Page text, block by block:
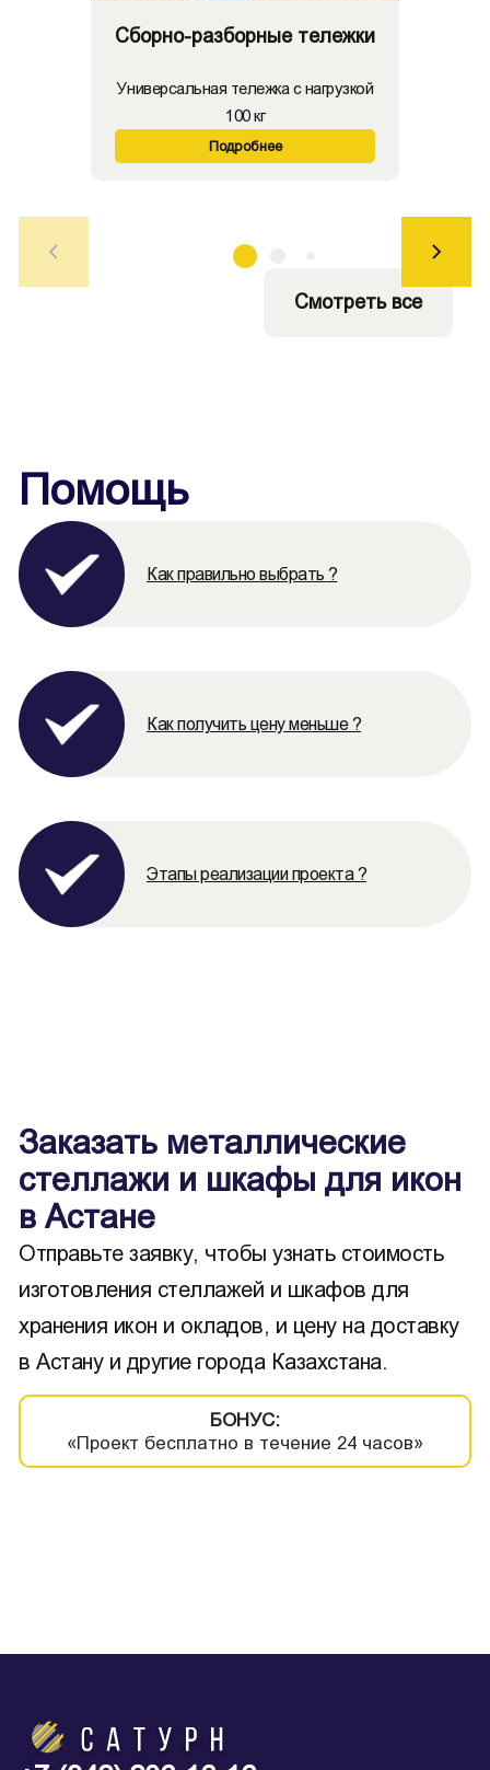
Сборно-разборные тележки
Универсальная тележка с нагрузкой
100 кг
Подробнее
Смотреть все
Помощь
Как правильно выбрать ?
Как получить цену меньше ?
Этапы реализации проекта ?
Заказать металлические
стеллажи и шкафы для икон
в Астане
Отправьте заявку, чтобы узнать стоимость
изготовления стеллажей и шкафов для
хранения икон и окладов, и цену на доставку
в Астану и другие города Казахстана.
БОНУС:
«Проект бесплатно в течение 24 часов»